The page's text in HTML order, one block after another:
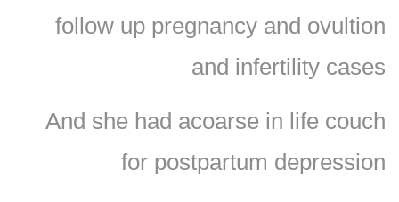
follow up pregnancy and ovultion
and infertility cases
And she had acoarse in life couch
for postpartum depression